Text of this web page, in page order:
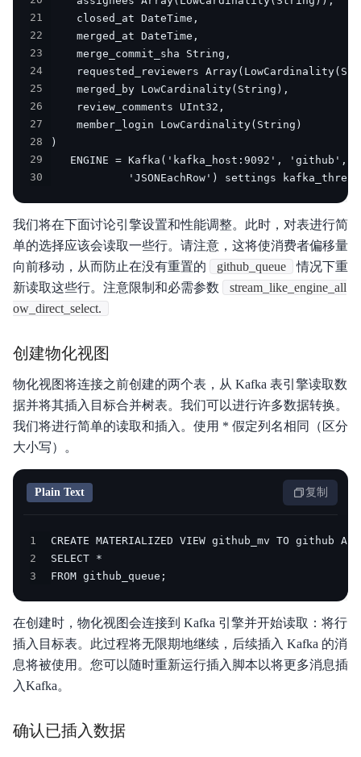
21
22
23
24
25
26
27
28
29
30
'JSONEachRow') settings
我们将在下面讨论引擎设置和性能调整。此时，对表进行简
单的选择应该会读取一些行。请注意，这将使消费者偏移量
向前移动，从而防止在没有重置的
github_queue
情况下重
新读取这些行。注意限制和必需参数
stream_like_engine_all
ow_direct_select.
创建物化视图
物化视图将连接之前创建的两个表，从 Kafka 表引擎读取数
据并将其插入目标合并树表。我们可以进行许多数据转换。
我们将进行简单的读取和插入。使用 * 假定列名相同（区分
大小写）。
Plain Text 复制
1
2
3
FROM github_queue;
在创建时，物化视图会连接到 Kafka 引擎并开始读取：将行
插入目标表。此过程将无限期地继续，后续插入 Kafka 的消
息将被使用。您可以随时重新运行插入脚本以将更多消息插
入Kafka。
确认已插入数据